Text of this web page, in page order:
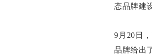
态品牌建
9月20日
品牌给出